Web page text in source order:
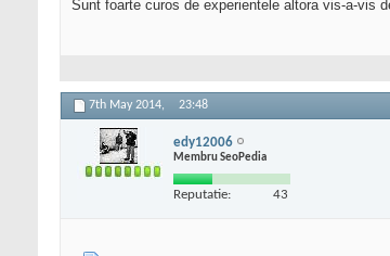
Sunt foarte curos de experientele altora vis-a-vis
7th May 2014, 23:48
edy12006
Membru SeoPedia
Reputatie: 43